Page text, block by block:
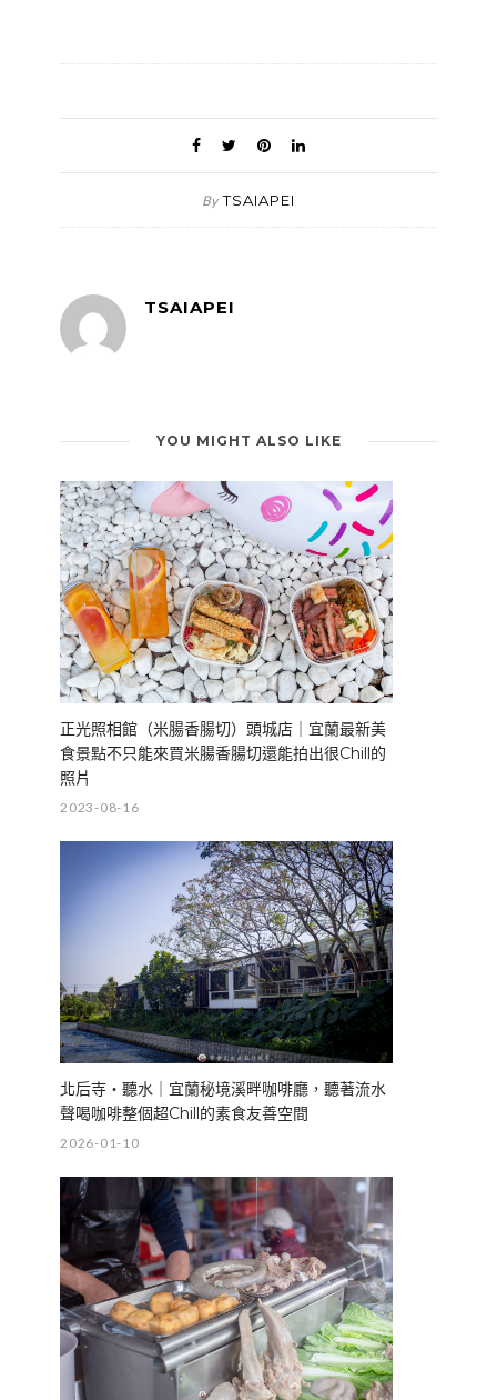
By TSAIAPEI
TSAIAPEI
YOU MIGHT ALSO LIKE
正光照相館（米腸香腸切）頭城店｜宜蘭最新美
食景點不只能來買米腸香腸切還能拍出很Chill的
照片
2023-08-16
北后寺・聽水｜宜蘭秘境溪畔咖啡廳，聽著流水
聲喝咖啡整個超Chill的素食友善空間
2026-01-10